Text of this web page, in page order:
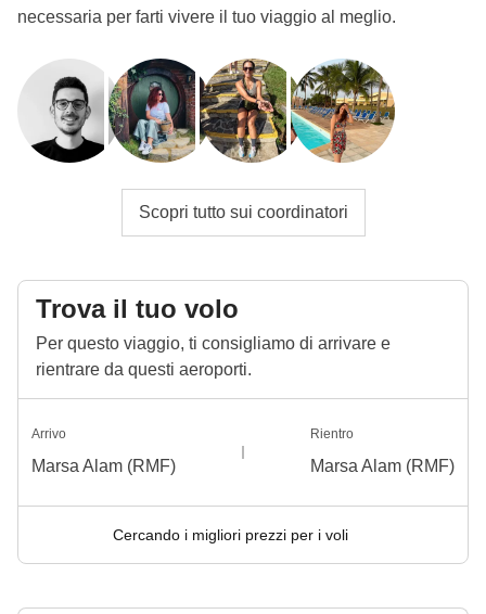
necessaria per farti vivere il tuo viaggio al meglio.
Scopri tutto sui coordinatori
Trova il tuo volo
Per questo viaggio, ti consigliamo di arrivare e
rientrare da questi aeroporti.
Arrivo
Marsa Alam (RMF)
Rientro
Marsa Alam (RMF)
Cercando i migliori prezzi per i voli